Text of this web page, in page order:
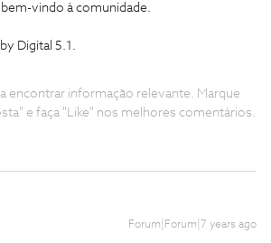
bem-vindo à comunidade.
Digital 5.1.
encontrar informação relevante. Marque
e faça "Like" nos melhores comentários.
Forum|Forum|7 years ago